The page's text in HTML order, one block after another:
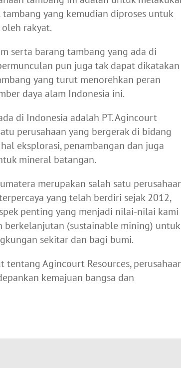
yang kemudian diproses untuk
rakyat.
serta barang tambang yang ada di
pun juga tak dapat dikatakan
yang turut menorehkan peran
daya alam Indonesia ini.
di Indonesia adalah PT. Agincourt
perusahaan yang bergerak di bidang
eksplorasi, penambangan dan juga
mineral batangan.
merupakan salah satu
yang telah berdiri sejak 2012,
penting yang menjadi nilai-nilai kami
(sustainable mining) untuk
sekitar dan bagi bumi.
Agincourt Resources,
kemajuan bangsa dan